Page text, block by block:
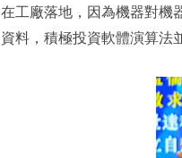
在工廠落地，因為機器對機
資料，積極投資軟體演算法